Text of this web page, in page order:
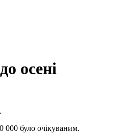
осені
000 було очікуваним.